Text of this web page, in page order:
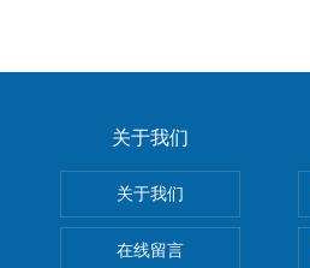
关于我们
关于我们
在线留言